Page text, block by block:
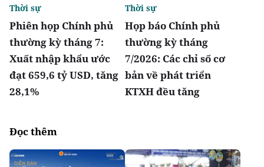
Phiên họp Chính phủ
thường kỳ tháng 7:
Xuất nhập khẩu ước
đạt 659,6 tỷ USD, tăng
28,1%
Thời sự
Họp báo Chính phủ
thường kỳ tháng
7/2026: Các chỉ số cơ
bản về phát triển
KTXH đều tăng
Thời sự
Đọc thêm